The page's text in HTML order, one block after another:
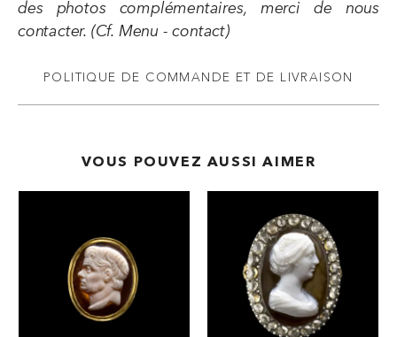
des photos complémentaires, merci de nous
contacter. (Cf. Menu - contact)
POLITIQUE DE COMMANDE ET DE LIVRAISON
VOUS POUVEZ AUSSI AIMER